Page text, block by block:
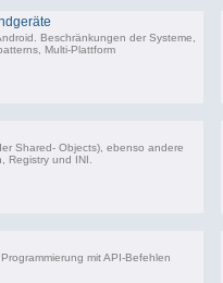
Beschränkungen der Systeme,
Multi-Plattform
Shared- Objects), ebenso andere
Registry und INI.
mit API-Befehlen